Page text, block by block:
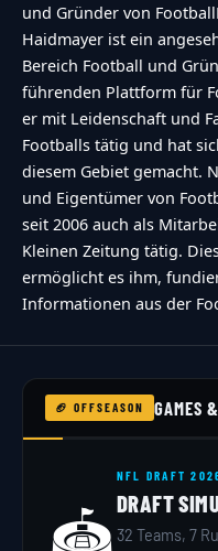
und Gründer von
Haidmayer ist ein
Bereich Football und
führenden Plattform für
er mit Leidenschaft und
Footballs tätig und hat
diesem Gebiet gemacht.
und Eigentümer von
seit 2006 auch als
Kleinen Zeitung tätig.
ermöglicht es ihm,
Informationen aus der
🏈 OFFSEASON GAMES
NFL DRAFT
DRAFT
32 Teams, 7